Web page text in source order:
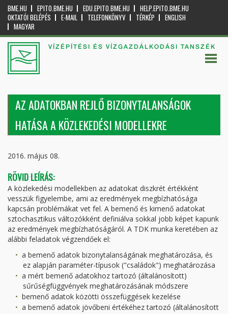
BME.HU EPITO.BME.HU EDU.EPITO.BME.HU
HELP.EPITO.BME.HU
OKTATÓI BELÉPÉS
E-MAIL TELEFONKÖNYV TÉRKÉP
ENGLISH
MAGYAR
VÍZÉPÍTÉSI ÉS VÍZGAZDÁLKODÁSI TANSZÉK
AZ ADATOKBAN REJLŐ BIZONYTALANSÁGOK
HATÁSA A KÖZLEKEDÉSI MODELLEKRE
2016. május 08.
RÖVID LEÍRÁS:
A közlekedési modellekben az adatokat diszkrét értékként
vesszük figyelembe, ami az eredmények megbízhatósága
kapcsán problémákat vet fel. A bemenő és kimenő adatokat
sztochasztikus változókként definiálva sokkal jobb képet kapunk
az eredmények megbízhatóságáról. A TDK munka keretében az
alábbi feladatok végzendőek el:
a bemenő adatok bizonytalanságának meghatározása, és
ez alapján paraméter-típusok ("családok") meghatározása
a mért bemenő adatokhoz tartozó (általánosított)
sűrűségfüggvények meghatározásának módszere
bemenő adatok közötti összefüggések kezelése
a bemenő adatok jövőbeni értékéhez tartozó (általánosított